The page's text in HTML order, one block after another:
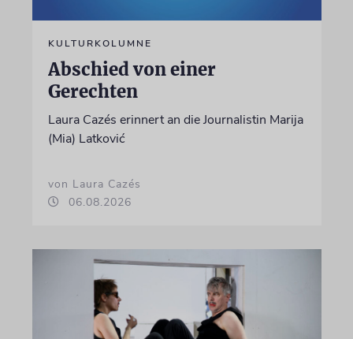
KULTURKOLUMNE
Abschied von einer
Gerechten
Laura Cazés erinnert an die Journalistin Marija
(Mia) Latković
von Laura Cazés
06.08.2026